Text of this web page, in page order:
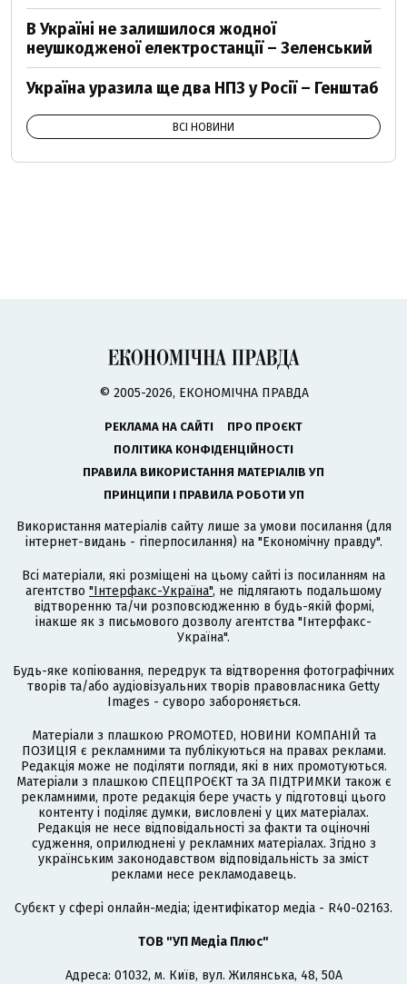
В Україні не залишилося жодної
неушкодженої електростанції – Зеленський
Україна уразила ще два НПЗ у Росії – Генштаб
ВСІ НОВИНИ
© 2005-2026, ЕКОНОМІЧНА ПРАВДА
РЕКЛАМА НА САЙТІ
ПРО ПРОЄКТ
ПОЛІТИКА КОНФІДЕНЦІЙНОСТІ
ПРАВИЛА ВИКОРИСТАННЯ МАТЕРІАЛІВ УП
ПРИНЦИПИ І ПРАВИЛА РОБОТИ УП
Використання матеріалів сайту лише за умови посилання (для
інтернет-видань - гіперпосилання) на "Економічну правду".
Всі матеріали, які розміщені на цьому сайті із посиланням на
агентство "Інтерфакс-Україна", не підлягають подальшому
відтворенню та/чи розповсюдженню в будь-якій формі,
інакше як з письмового дозволу агентства "Інтерфакс-
Україна".
Будь-яке копіювання, передрук та відтворення фотографічних
творів та/або аудіовізуальних творів правовласника Getty
Images - суворо забороняється.
Матеріали з плашкою PROMOTED, НОВИНИ КОМПАНІЙ та
ПОЗИЦІЯ є рекламними та публікуються на правах реклами.
Редакція може не поділяти погляди, які в них промотуються.
Матеріали з плашкою СПЕЦПРОЄКТ та ЗА ПІДТРИМКИ також є
рекламними, проте редакція бере участь у підготовці цього
контенту і поділяє думки, висловлені у цих матеріалах.
Редакція не несе відповідальності за факти та оціночні
судження, оприлюднені у рекламних матеріалах. Згідно з
українським законодавством відповідальність за зміст
реклами несе рекламодавець.
Cубєкт у сфері онлайн-медіа; ідентифікатор медіа - R40-02163.
ТОВ "УП Медіа Плюс"
Адреса: 01032, м. Київ, вул. Жилянська, 48, 50А